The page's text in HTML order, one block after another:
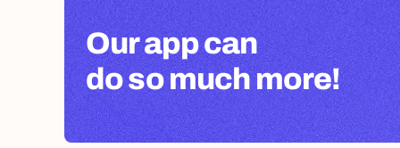
Our app can
do so much more!